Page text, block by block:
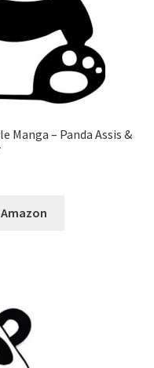
Manga – Panda Assis &